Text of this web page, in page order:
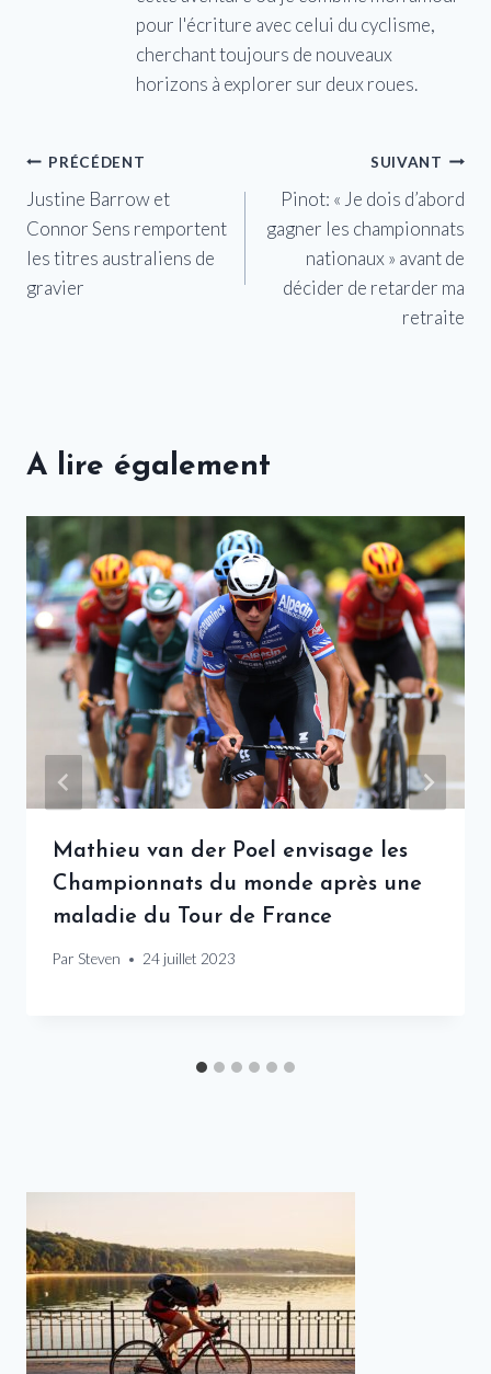
pour l'écriture avec celui du cyclisme,
cherchant toujours de nouveaux
horizons à explorer sur deux roues.
Navigation
de
l’article
PRÉCÉDENT
Justine Barrow et
Connor Sens remportent
les titres australiens de
gravier
SUIVANT
Pinot: « Je dois d’abord
gagner les championnats
nationaux » avant de
décider de retarder ma
retraite
A lire également
Mathieu van der Poel envisage les
Championnats du monde après une
maladie du Tour de France
Par Steven 24 juillet 2023